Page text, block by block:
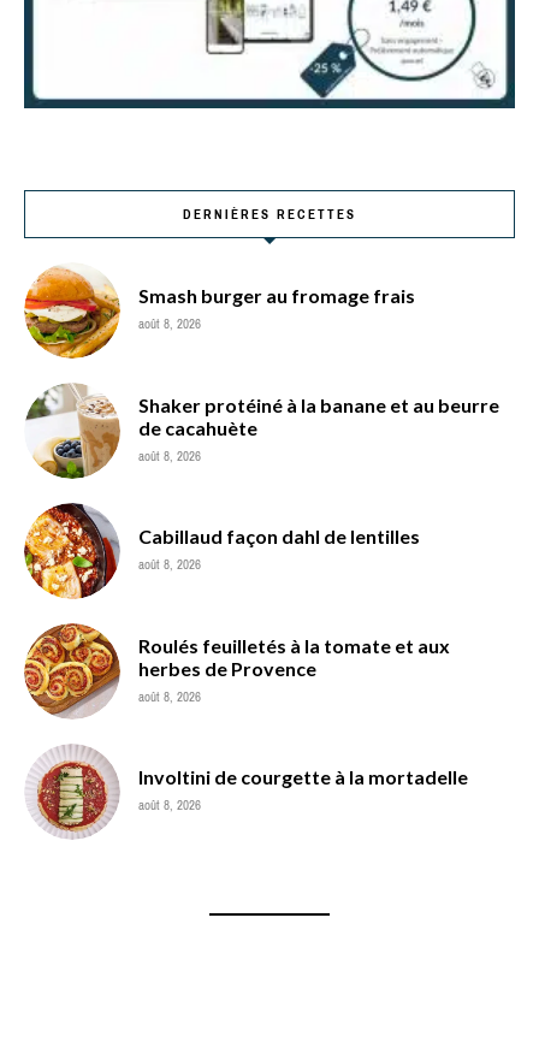
DERNIÈRES RECETTES
Smash burger au fromage frais
août 8, 2026
Shaker protéiné à la banane et au beurre
de cacahuète
août 8, 2026
Cabillaud façon dahl de lentilles
août 8, 2026
Roulés feuilletés à la tomate et aux
herbes de Provence
août 8, 2026
Involtini de courgette à la mortadelle
août 8, 2026